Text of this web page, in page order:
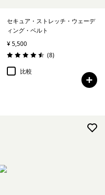
セキュア・ストレッチ・ウェーデ
ィング・ベルト
¥ 5,500
評価: 4.5 / 5
(8レビュー
)
比較